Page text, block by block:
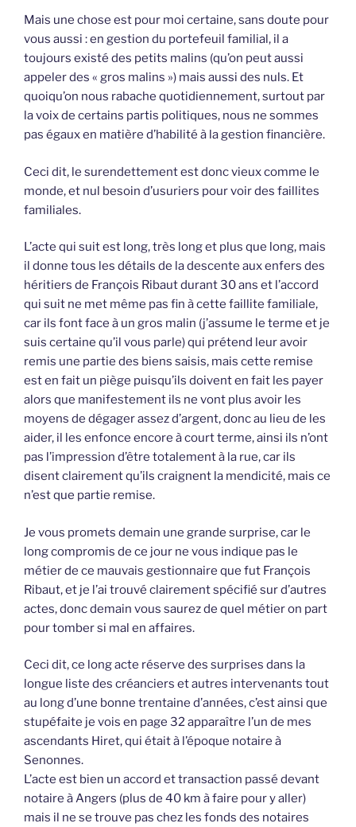
Mais une chose est pour moi certaine, sans doute pour
vous aussi : en gestion du portefeuil familial, il a
toujours existé des petits malins (qu’on peut aussi
appeler des « gros malins ») mais aussi des nuls. Et
quoiqu’on nous rabache quotidiennement, surtout par
la voix de certains partis politiques, nous ne sommes
pas égaux en matière d’habilité à la gestion financière.
Ceci dit, le surendettement est donc vieux comme le
monde, et nul besoin d’usuriers pour voir des faillites
familiales.
L’acte qui suit est long, très long et plus que long, mais
il donne tous les détails de la descente aux enfers des
héritiers de François Ribaut durant 30 ans et l’accord
qui suit ne met même pas fin à cette faillite familiale,
car ils font face à un gros malin (j’assume le terme et je
suis certaine qu’il vous parle) qui prétend leur avoir
remis une partie des biens saisis, mais cette remise
est en fait un piège puisqu’ils doivent en fait les payer
alors que manifestement ils ne vont plus avoir les
moyens de dégager assez d’argent, donc au lieu de les
aider, il les enfonce encore à court terme, ainsi ils n’ont
pas l’impression d’être totalement à la rue, car ils
disent clairement qu’ils craignent la mendicité, mais ce
n’est que partie remise.
Je vous promets demain une grande surprise, car le
long compromis de ce jour ne vous indique pas le
métier de ce mauvais gestionnaire que fut François
Ribaut, et je l’ai trouvé clairement spécifié sur d’autres
actes, donc demain vous saurez de quel métier on part
pour tomber si mal en affaires.
Ceci dit, ce long acte réserve des surprises dans la
longue liste des créanciers et autres intervenants tout
au long d’une bonne trentaine d’années, c’est ainsi que
stupéfaite je vois en page 32 apparaître l’un de mes
ascendants Hiret, qui était à l’époque notaire à
Senonnes.
L’acte est bien un accord et transaction passé devant
notaire à Angers (plus de 40 km à faire pour y aller)
mais il ne se trouve pas chez les fonds des notaires